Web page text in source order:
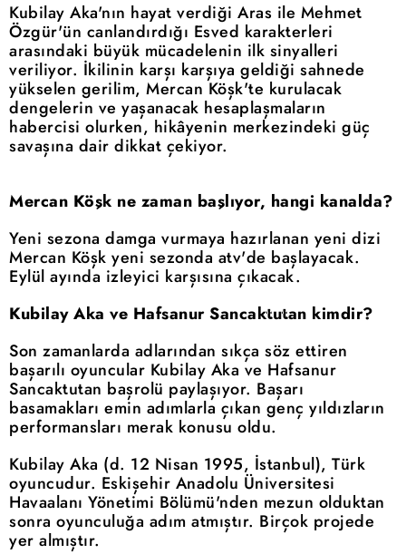
Kubilay Aka'nın hayat verdiği Aras ile Mehmet
Özgür'ün canlandırdığı Esved karakterleri
arasındaki büyük mücadelenin ilk sinyalleri
veriliyor. İkilinin karşı karşıya geldiği sahnede
yükselen gerilim, Mercan Köşk'te kurulacak
dengelerin ve yaşanacak hesaplaşmaların
habercisi olurken, hikâyenin merkezindeki güç
savaşına dair dikkat çekiyor.
Mercan Köşk ne zaman başlıyor, hangi kanalda?
Yeni sezona damga vurmaya hazırlanan yeni dizi
Mercan Köşk yeni sezonda atv'de başlayacak.
Eylül ayında izleyici karşısına çıkacak.
Kubilay Aka ve Hafsanur Sancaktutan kimdir?
Son zamanlarda adlarından sıkça söz ettiren
başarılı oyuncular Kubilay Aka ve Hafsanur
Sancaktutan başrolü paylaşıyor. Başarı
basamakları emin adımlarla çıkan genç yıldızların
performansları merak konusu oldu.
Kubilay Aka (d. 12 Nisan 1995, İstanbul), Türk
oyuncudur. Eskişehir Anadolu Üniversitesi
Havaalanı Yönetimi Bölümü'nden mezun olduktan
sonra oyunculuğa adım atmıştır. Birçok projede
yer almıştır.